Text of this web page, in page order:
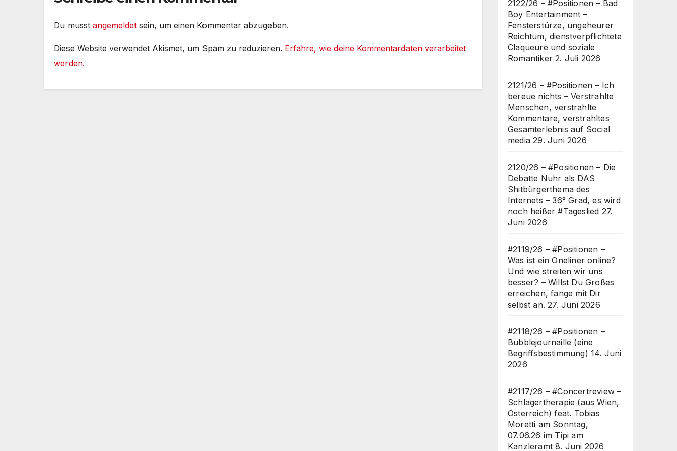
Romantiker
Du musst angemeldet sein, um einen Kommentar abzugeben.
Diese Website verwendet Akismet, um Spam zu reduzieren. Erfahre, wie deine Kommentardaten verarbeitet
werden.
2122/26 – #Positionen – Bad
Boy Entertainment –
Fensterstürze, ungeheurer
Reichtum, dienstverpflichtete
Claqueure und soziale
Romantiker 2. Juli 2026
2121/26 – #Positionen – Ich
bereue nichts – Verstrahlte
Menschen, verstrahlte
Kommentare, verstrahltes
Gesamterlebnis auf Social
media 29. Juni 2026
2120/26 – #Positionen – Die
Debatte Nuhr als DAS
Shitbürgerthema des
Internets – 36° Grad, es wird
noch heißer #Tageslied 27.
Juni 2026
#2119/26 – #Positionen –
Was ist ein Oneliner online?
Und wie streiten wir uns
besser? – Willst Du Großes
erreichen, fange mit Dir
selbst an. 27. Juni 2026
#2118/26 – #Positionen –
Bubblejournaille (eine
Begriffsbestimmung) 14. Juni
2026
#2117/26 – #Concertreview –
Schlagertherapie (aus Wien,
Österreich) feat. Tobias
Moretti am Sonntag,
07.06.26 im Tipi am
Kanzleramt 8. Juni 2026